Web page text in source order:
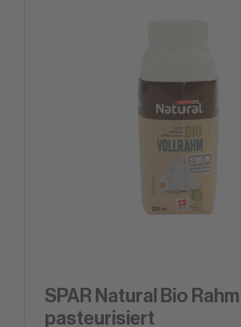
SPAR Natural Bio Rahm
pasteurisiert